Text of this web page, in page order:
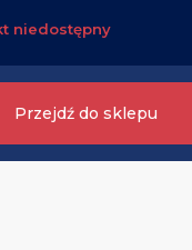
niedostępny
Przejdź do sklepu